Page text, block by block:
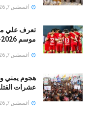
أغسطس 7, 2026
تعرف علي
موسم 2026-2027
أغسطس 7, 2026
هجوم يمني
عشرات
أغسطس 7, 2026